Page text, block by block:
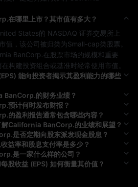
在哪里上市？其市值有多大？
States的 NASDAQ 证券交易所上
值，该公司被归类为Small-cap类股票。
BanCorp. 在股票市场的规模和重要
构建投资组合或基准时经常使用市值。
能向投资者揭示其盈利能力的哪些
BanCorp.的财务业绩？
预计何时发布财报？
的盈利报告通常包含哪些内容？
解California BanCorp.的业绩和展望？
是否定期向股东派发现金股息？
益率和股息支付率是多少？
是一家什么样的公司？
股收益 (EPS) 如何衡量其价值？